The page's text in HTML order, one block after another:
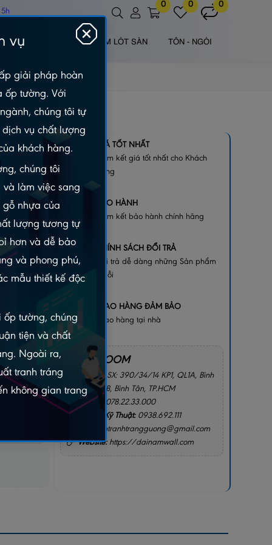
0 0 0
NGOÀI TRỜI TẤM LÓT SÀN TÔN - NGÓI
GIÁ TỐT NHẤT
Cam kết giá tốt nhất cho Khách
hàng
BẢO HÀNH
Cam kết bảo hành chính hãng
CHÍNH SÁCH ĐỔI TRẢ
Đổi trả dễ dàng những Sản phẩm
bị lỗi
GIAO HÀNG ĐẢM BẢO
Giao hàng tại nhà
SHOWROOM
Địa chỉ: SX: 390/34/14 KP1, QL1A, Bình
Hưng Hòa B, Bình Tân, TP.HCM
Hotline:
078.22.33.000
Hotline Kỹ Thuật: 0938.692.111
intranhtrangguong@gmail.com
Website:https://dainamwall.com
vụ
giải pháp hoàn
ốp tường. Với
chúng tôi tự
vụ chất lượng
khách hàng.
chúng tôi
làm việc sang
gỗ nhựa của
lượng tương tự
hơn và dễ bảo
và phong phú,
mẫu thiết kế độc
ốp tường, chúng
tiện và chất
Ngoài ra,
tranh tráng
không gian trang